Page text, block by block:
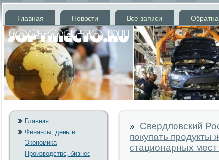
Главная Новости Все записи
Главная
Финансы, деньги
Экономика
Производство, бизнес
» Свердловский
покупать продукты
стационарных мест